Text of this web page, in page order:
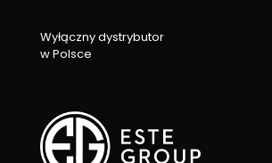
Wyłączny dystrybutor
w Polsce